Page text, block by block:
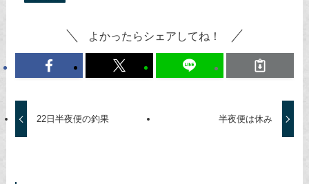
よかったらシェアしてね！
22日半夜便の釣果 半夜便は休み